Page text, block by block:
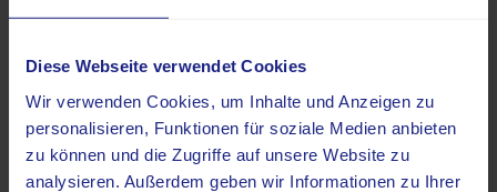
Diese Webseite verwendet Cookies
Wir verwenden Cookies, um Inhalte und Anzeigen zu
personalisieren, Funktionen für soziale Medien anbieten
zu können und die Zugriffe auf unsere Website zu
analysieren. Außerdem geben wir Informationen zu Ihrer
Für die Radiosynoviorthese gibt es einige absolute und
Behandlung bei Schwangerschaft oder innerhalb der
Stillzeit. Ein weiteres Ausschlusskriterium ist das
Vorliegen von bakteriellen Gelenkinfektionen oder bei
infektiösen Hauterkrankungen im Bereich der